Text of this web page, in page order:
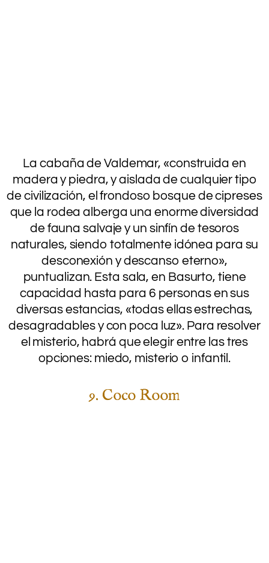
La cabaña de Valdemar, «construida en
madera y piedra, y aislada de cualquier tipo
de civilización, el frondoso bosque de cipreses
que la rodea alberga una enorme diversidad
de fauna salvaje y un sinfín de tesoros
naturales, siendo totalmente idónea para su
desconexión y descanso eterno»,
puntualizan. Esta sala, en Basurto, tiene
capacidad hasta para 6 personas en sus
diversas estancias, «todas ellas estrechas,
desagradables y con poca luz». Para resolver
el misterio, habrá que elegir entre las tres
opciones: miedo, misterio o infantil.
9. Coco Room